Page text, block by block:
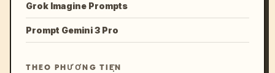
Grok Imagine Prompts
Prompt Gemini 3 Pro
THEO PHƯƠNG TIỆN